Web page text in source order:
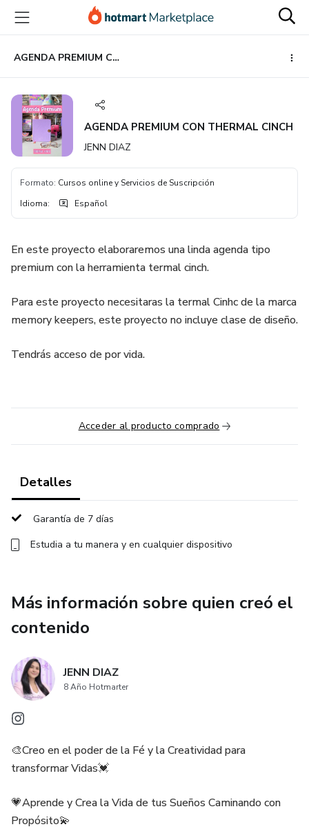
principal
página
de
página
AGENDA PREMIUM CON THERMAL CINCH
AGENDA PREMIUM CON THERMAL CINCH
JENN DIAZ
Formato: Cursos online y Servicios de Suscripción
Idioma: Español
En este proyecto elaboraremos una linda agenda tipo
premium con la herramienta termal cinch.
Para este proyecto necesitaras la termal Cinhc de la marca
memory keepers, este proyecto no incluye clase de diseño.
Tendrás acceso de por vida.
Acceder al producto comprado
Detalles
Garantía de 7 días
Estudia a tu manera y en cualquier dispositivo
Más información sobre quien creó el
contenido
JENN DIAZ
8 Año Hotmarter
🎨Creo en el poder de la Fé y la Creatividad para
transformar Vidas💓
💗Aprende y Crea la Vida de tus Sueños Caminando con
Propósito💫